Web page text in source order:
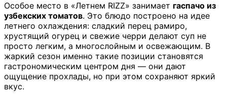
Особое место в «Летнем RIZZ» занимает гаспачо из
узбекских томатов. Это блюдо построено на идее
летнего охлаждения: сладкий перец рамиро,
хрустящий огурец и свежие черри делают суп не
просто легким, а многослойным и освежающим. В
жаркий сезон именно такие позиции становятся
гастрономическим центром дня — они дают
ощущение прохлады, но при этом сохраняют яркий
вкус.